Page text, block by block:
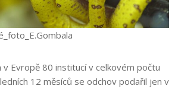
Evropě 80 institucí v celkovém počtu
12 měsíců se odchov podařil jen v